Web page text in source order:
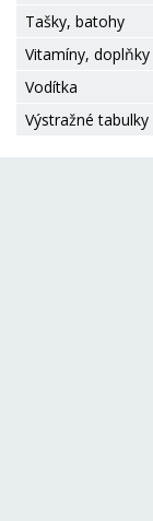
Tašky, batohy
Vitamíny, doplňky
Vodítka
Výstražné tabulky